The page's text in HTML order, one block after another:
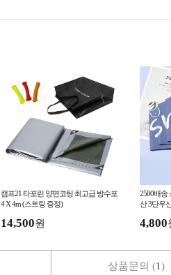
캠프21 타포린 양면코팅 최고급 방수포
4 X 4m (스트링 증정)
14,500원
2500배송
산 3단우
4,800
상품문의 (1)